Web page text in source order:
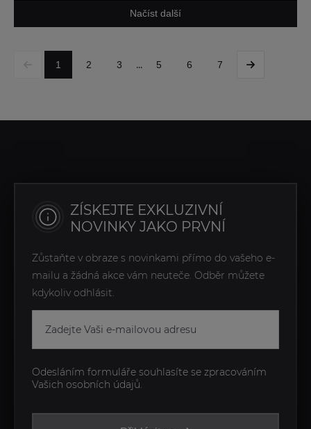
Načíst další
1 2 3 ... 5 6 7
ZÍSKEJTE EXKLUZIVNÍ
NOVINKY JAKO PRVNÍ
Zůstaňte v obraze s novinkami přímo do vašeho e-
mailu a žádná akce vám neuteče. Odběr můžete
kdykoliv odhlásit.
Odesláním formuláře souhlasíte se zpracováním
Vašich osobních údajů.